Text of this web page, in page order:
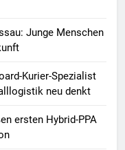
Junge Menschen
Kurier-Spezialist
neu denkt
ersten Hybrid-PPA